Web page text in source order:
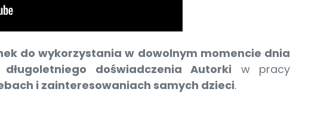
do wykorzystania w dowolnym momencie dnia
długoletniego doświadczenia Autorki w pracy
i zainteresowaniach samych dzieci.